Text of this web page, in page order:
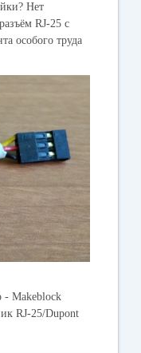
Нет
RJ-25 с
особого труда
- Makeblock
RJ-25/Dupont